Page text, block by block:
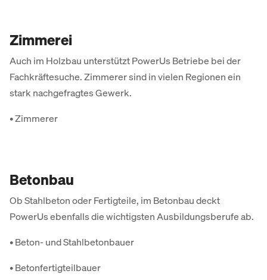
Zimmerei
Auch im Holzbau unterstützt PowerUs Betriebe bei der
Fachkräftesuche. Zimmerer sind in vielen Regionen ein
stark nachgefragtes Gewerk.
• Zimmerer
Betonbau
Ob Stahlbeton oder Fertigteile, im Betonbau deckt
PowerUs ebenfalls die wichtigsten Ausbildungsberufe ab.
• Beton- und Stahlbetonbauer
• Betonfertigteilbauer